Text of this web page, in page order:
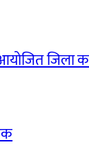
जिला